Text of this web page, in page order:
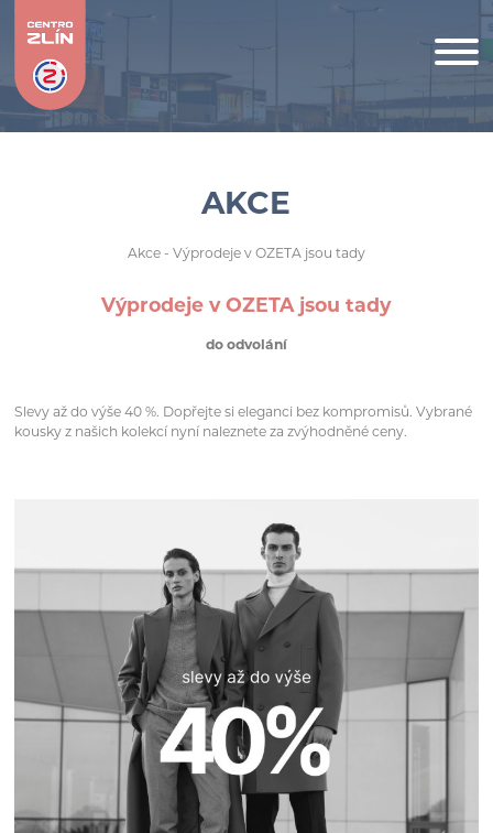
AKCE
Akce - Výprodeje v OZETA jsou tady
Výprodeje v OZETA jsou tady
do odvolání
Slevy až do výše 40 %. Dopřejte si eleganci bez kompromisů. Vybrané
kousky z našich kolekcí nyní naleznete za zvýhodněné ceny.